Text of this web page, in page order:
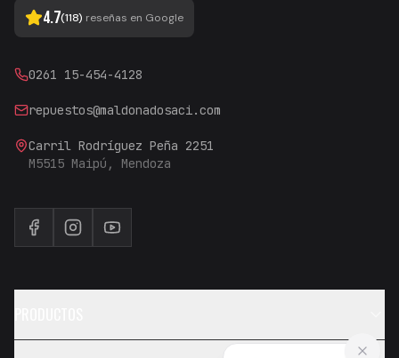
4.7(118) reseñas en Google
0261 15-454-4128
repuestos@maldonadosaci.com
Carril Rodríguez Peña 2251
M5515 Maipú, Mendoza